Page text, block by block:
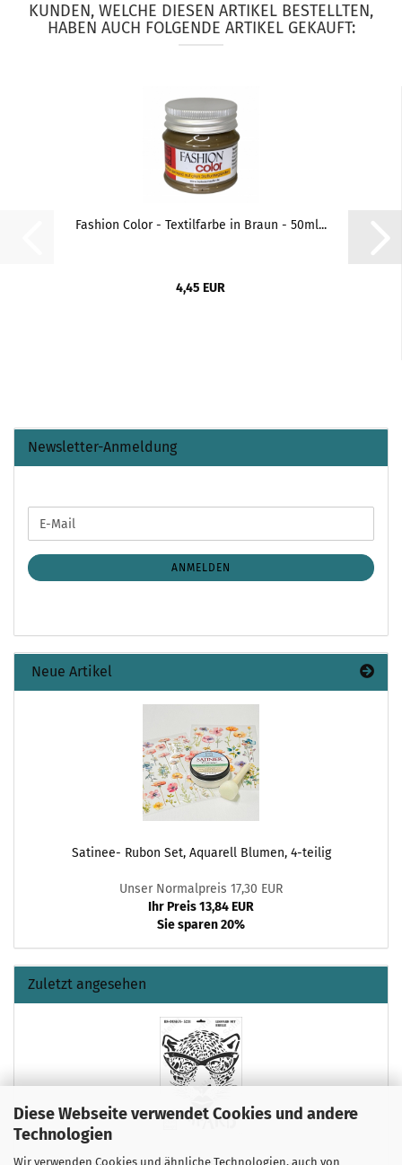
Diese Webseite verwendet Cookies und andere
Technologien
Wir verwenden Cookies und ähnliche Technologien, auch von
KUNDEN, WELCHE DIESEN ARTIKEL BESTELLTEN,
HABEN AUCH FOLGENDE ARTIKEL GEKAUFT:
Fashion Color - Textilfarbe in Braun - 50ml...
4,45 EUR
Newsletter-Anmeldung
ZUR
ANMELDUNG
E-
Mail
ANMELDEN
Neue Artikel
Satinee- Rubon Set, Aquarell Blumen, 4-teilig
Unser Normalpreis 17,30 EUR
Ihr Preis 13,84 EUR
Sie sparen 20%
Zuletzt angesehen